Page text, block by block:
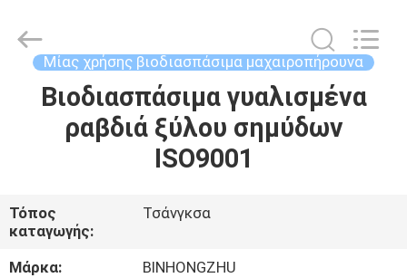
ΣΠΊΤΙ
ΠΕΡΊΠΟΥ
ΕΜΕΊΣ
and
Export
Μίας χρήσης βιοδιασπάσιμα μαχαιροπήρουνα
Βιοδιασπάσιμα γυαλισμένα
ραβδιά ξύλου σημύδων
ISO9001
Τόπος
καταγωγής:
Τσάνγκσα
Μάρκα:
BINHONGZHU